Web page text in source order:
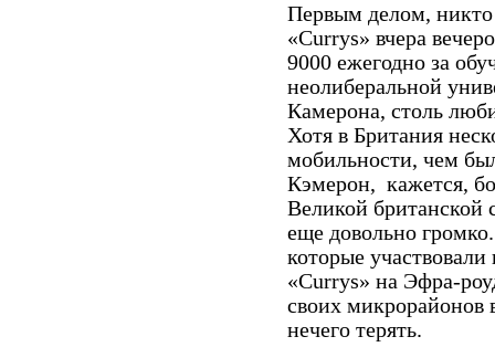
Первым делом,
«Currys» вчера
9000 ежегодно за
неолиберальной
Камерона, столь
Хотя в Британия
мобильности, чем
Кэмерон, кажется,
Великой британской
еще довольно
которые
«Currys» на Эфра-
своих микрорайонов
нечего терять.